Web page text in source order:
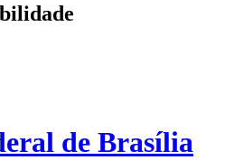
de Brasília